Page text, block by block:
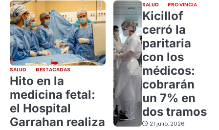
SALUD DESTACADAS
Hito en la
medicina fetal:
el Hospital
Garrahan realiza
SALUD PROVINCIA
Kicillof
cerró la
paritaria
con los
médicos:
cobrarán
un 7% en
dos tramos
21 julio, 2026